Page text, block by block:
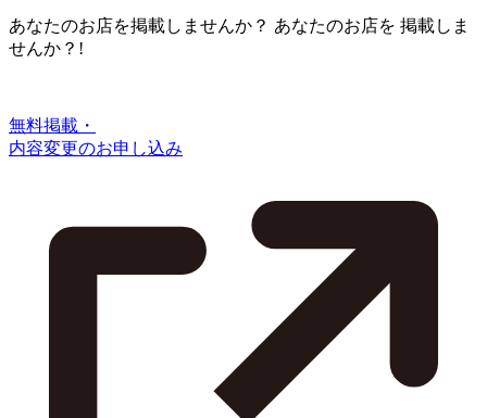
あなたのお店を掲載しませんか？ あなたのお店を 掲載しま
せんか？!
無料掲載・
内容変更のお申し込み